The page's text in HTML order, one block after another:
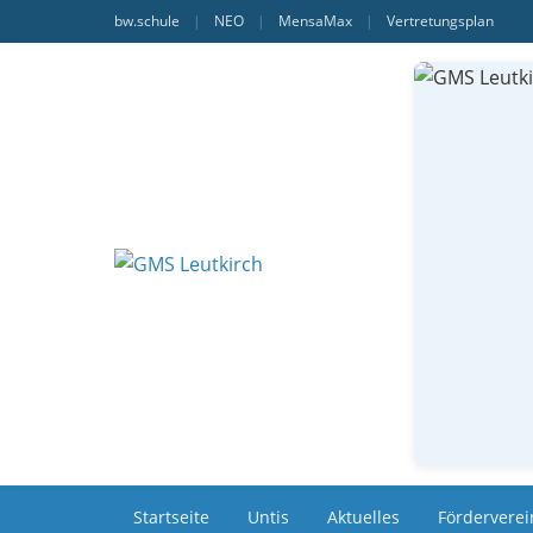
bw.schule | NEO | MensaMax | Vertretungsplan
Startseite Untis Aktuelles